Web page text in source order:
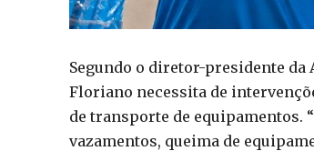
Segundo o diretor-presidente da
Floriano necessita de
de transporte de equipamentos.
vazamentos, queima de